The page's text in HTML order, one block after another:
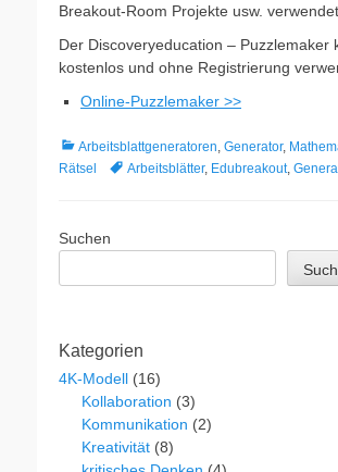
Breakout-Room Projekte usw.
Der Discoveryeducation – Puzzlemaker
kostenlos und ohne Registrierung
Online-Puzzlemaker >>
Kategorien
Arbeitsblattgeneratoren, Generator,
Rätsel
Schlagworte
Arbeitsblätter, Edubreakout,
Suchen
Kategorien
4K-Modell (16)
Kollaboration (3)
Kommunikation (2)
Kreativität (8)